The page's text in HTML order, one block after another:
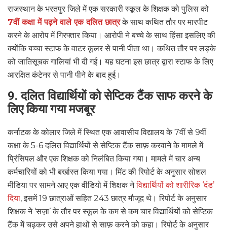
राजस्थान के भरतपुर जिले में एक सरकारी स्कूल के शिक्षक को पुलिस को
7वीं कक्षा में पढ़ने वाले एक दलित छात्रके साथ कथित तौर पर मारपीट
करने के आरोप में गिरफ्तार किया। आरोपी ने बच्चे के साथ हिंसा इसलिए की
क्योंकि बच्चा स्टाफ के वाटर कूलर से पानी पीता था। कथित तौर पर लड़के
को जातिसूचक गालियां भी दी गई। यह घटना इस छात्र द्वारा स्टाफ के लिए
आरक्षित कंटेनर से पानी पीने के बाद हुई।
9. दलित विद्यार्थियों को सेप्टिक टैंक साफ करने के
लिए किया गया मजबूर
कर्नाटक के कोलार जिले में स्थित एक आवासीय विद्यालय के 7वीं से 9वीं
कक्षा के 5-6 दलित विद्यार्थियों से सेप्टिक टैंक साफ़ करवाने के मामले में
प्रिंसिपल और एक शिक्षक को निलंबित किया गया। मामले में चार अन्य
कर्मचारियों को भी बर्खास्त किया गया। मिंट की रिपोर्ट के अनुसार सोशल
मीडिया पर सामने आए एक वीडियो में शिक्षक नेविद्यार्थियों को शारीरिक ‘दंड’
दिया, इसमें 19 छात्राओं सहित 243 छात्र मौजूद थे। रिपोर्ट के अनुसार
शिक्षक ने ‘सज़ा’ के तौर पर स्कूल के कम से कम चार विद्यार्थियों को सेप्टिक
टैंक में चढ़कर उसे अपने हाथों से साफ़ करने को कहा। रिपोर्ट के अनुसार